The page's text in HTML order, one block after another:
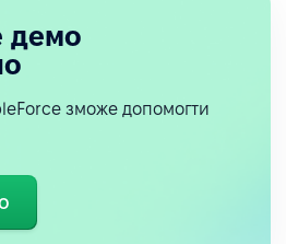
демо
зможе допомогти